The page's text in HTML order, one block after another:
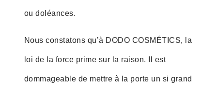
ou doléances.
Nous constatons qu’à DODO COSMÉTICS, la
loi de la force prime sur la raison. Il est
dommageable de mettre à la porte un si grand